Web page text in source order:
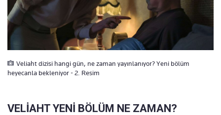
Veliaht dizisi hangi gün, ne zaman yayınlanıyor? Yeni bölüm
heyecanla bekleniyor - 2. Resim
VELİAHT YENİ BÖLÜM NE ZAMAN?